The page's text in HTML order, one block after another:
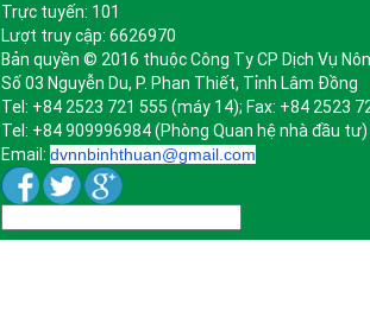
Trực tuyến: 101
Lượt truy cập: 6626970
Bản quyền © 2016 thuộc Công Ty CP Dịch Vụ
Số 03 Nguyễn Du, P. Phan Thiết, Tỉnh Lâm Đồng
Tel: +84 2523 721 555 (máy 14); Fax: +84 2523
Tel: +84 909996984 (Phòng Quan hệ nhà đầu tư)
Email: dvnnbinhthuan@gmail.com